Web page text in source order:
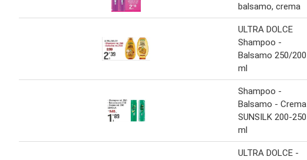
balsamo, crema
ULTRA DOLCE
Shampoo -
Balsamo 250/200
ml
Shampoo -
Balsamo - Crema
SUNSILK 200-250
ml
ULTRA DOLCE -